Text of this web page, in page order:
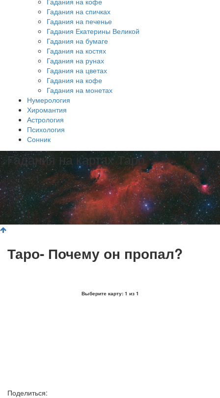
Гадания на спичках
Гадания на печенье
Гадания Екатерины Великой
Гадания на бумаге
Гадания на костях
Гадания на рунах
Гадания на цветах
Гадания на кофе
Гадания на монетах
Нумерология
Хиромантия
Астрология
Психология
Сонник
Гадания на картах Таро
Таро- Почему он пропал?
Выберите карту: 1 из 1
Поделиться: